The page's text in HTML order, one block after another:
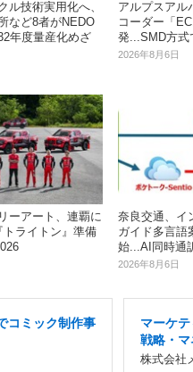
ル技術実用化へ、
など8者がNEDO
年度量産化めざ
アルプスアル
コーダー「
発...SMD方式
2026年8月6日
ーアート、連覇に
トライトン』準備
奈良交通、イ
ガイド多言語
始...AI同時通
2026年8月6日
コミック制作事
マーケ
戦略・マ
株式会社